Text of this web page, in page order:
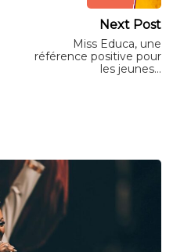
Next Post
Miss Educa, une
référence positive pour
les jeunes…